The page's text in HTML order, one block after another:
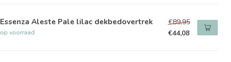
Essenza Aleste Pale lilac dekbedovertrek
op voorraad
€89,95
€44,08